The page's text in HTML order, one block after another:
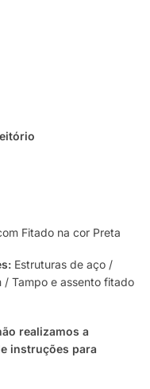
Fitado na cor Preta
Estruturas de aço /
/ Tampo e assento fitado
realizamos a
instruções para